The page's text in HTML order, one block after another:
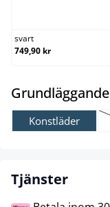
svart
749,90 kr
Konstläder
Tjänster